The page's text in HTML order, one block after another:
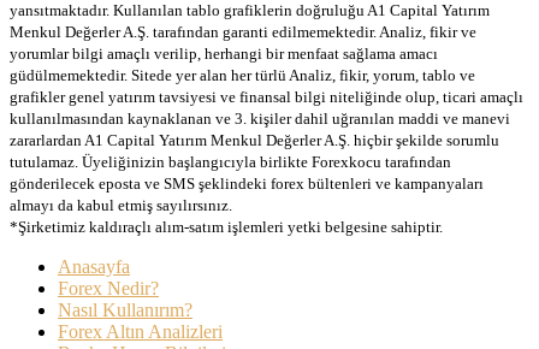
yansıtmaktadır. Kullanılan tablo grafiklerin doğruluğu A1 Capital Yatırım
Menkul Değerler A.Ş. tarafından garanti edilmemektedir. Analiz, fikir ve
yorumlar bilgi amaçlı verilip, herhangi bir menfaat sağlama amacı
güdülmemektedir. Sitede yer alan her türlü Analiz, fikir, yorum, tablo ve
grafikler genel yatırım tavsiyesi ve finansal bilgi niteliğinde olup, ticari amaçlı
kullanılmasından kaynaklanan ve 3. kişiler dahil uğranılan maddi ve manevi
zararlardan A1 Capital Yatırım Menkul Değerler A.Ş. hiçbir şekilde sorumlu
tutulamaz. Üyeliğinizin başlangıcıyla birlikte Forexkocu tarafından
gönderilecek eposta ve SMS şeklindeki forex bültenleri ve kampanyaları
almayı da kabul etmiş sayılırsınız.
*Şirketimiz kaldıraçlı alım-satım işlemleri yetki belgesine sahiptir.
Anasayfa
Forex Nedir?
Nasıl Kullanırım?
Forex Altın Analizleri